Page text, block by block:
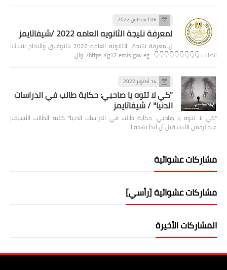
06 أغسطس 2022
لمعرفة نتيجة الثانويه العامه 2022 /شيفاتايمز
ل معرفة نتيجة الثانويه العامه 2022 بالتوفيق والنجاح لابنائنا
الطلاب 👇👇👇👇👇👇👇👇👇 https://g12.emis.gov.eg/ وال…
14 أكتوبر 2022
"كي لا تتوه يا صاحبي: حكاية طالب في الدراسات
الدنيا" / شيفاتايمز
"كي لا تتوه يا صاحبي: حكاية طالب في الدراسات الدنيا" كتبه الطالب الأسيف|
عبدالرحمن الليث قبل أن أبدأ بهذه ا…
مشاركات عشوائية
مشاركات عشوائية [رأسي]
المشاركات الأخيرة